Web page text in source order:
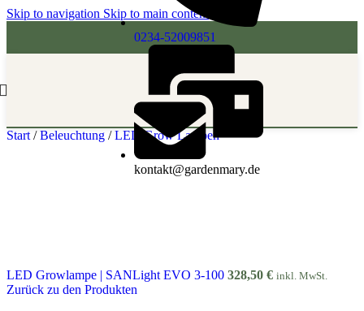
Skip to navigation Skip to main content
0234-52009851
kontakt@gardenmary.de
Start / Beleuchtung / LED Grow Lampen
LED Growlampe | SANLight EVO 3-100 328,50 € inkl. MwSt.
Zurück zu den Produkten